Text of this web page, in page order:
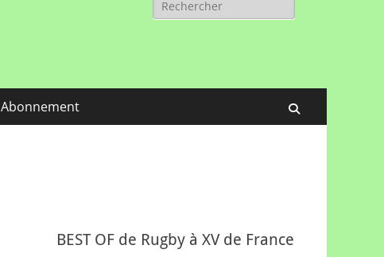
Abonnement
BEST OF de Rugby à XV de France